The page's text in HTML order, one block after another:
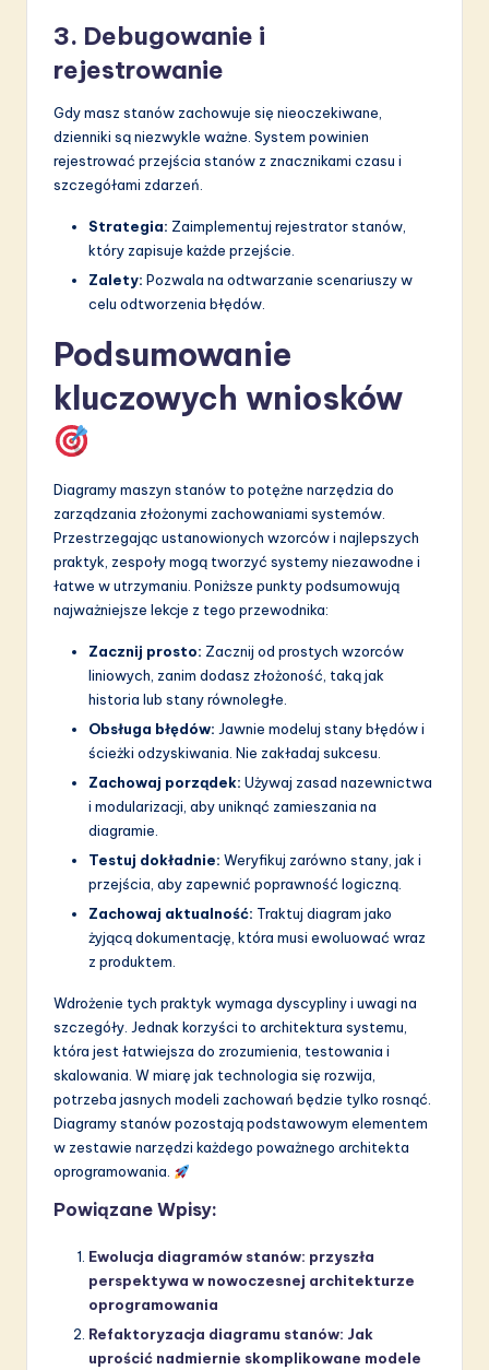
3. Debugowanie i
rejestrowanie
Gdy masz stanów zachowuje się nieoczekiwane,
dzienniki są niezwykle ważne. System powinien
rejestrować przejścia stanów z znacznikami czasu i
szczegółami zdarzeń.
Strategia: Zaimplementuj rejestrator stanów,
który zapisuje każde przejście.
Zalety: Pozwala na odtwarzanie scenariuszy w
celu odtworzenia błędów.
Podsumowanie
kluczowych wniosków
Diagramy maszyn stanów to potężne narzędzia do
zarządzania złożonymi zachowaniami systemów.
Przestrzegając ustanowionych wzorców i najlepszych
praktyk, zespoły mogą tworzyć systemy niezawodne i
łatwe w utrzymaniu. Poniższe punkty podsumowują
najważniejsze lekcje z tego przewodnika:
Zacznij prosto: Zacznij od prostych wzorców
liniowych, zanim dodasz złożoność, taką jak
historia lub stany równoległe.
Obsługa błędów: Jawnie modeluj stany błędów i
ścieżki odzyskiwania. Nie zakładaj sukcesu.
Zachowaj porządek: Używaj zasad nazewnictwa
i modularizacji, aby uniknąć zamieszania na
diagramie.
Testuj dokładnie: Weryfikuj zarówno stany, jak i
przejścia, aby zapewnić poprawność logiczną.
Zachowaj aktualność: Traktuj diagram jako
żyjącą dokumentację, która musi ewoluować wraz
z produktem.
Wdrożenie tych praktyk wymaga dyscypliny i uwagi na
szczegóły. Jednak korzyści to architektura systemu,
która jest łatwiejsza do zrozumienia, testowania i
skalowania. W miarę jak technologia się rozwija,
potrzeba jasnych modeli zachowań będzie tylko rosnąć.
Diagramy stanów pozostają podstawowym elementem
w zestawie narzędzi każdego poważnego architekta
oprogramowania.
Powiązane Wpisy:
Ewolucja diagramów stanów: przyszła
perspektywa w nowoczesnej architekturze
oprogramowania
Refaktoryzacja diagramu stanów: Jak
uprościć nadmiernie skomplikowane modele